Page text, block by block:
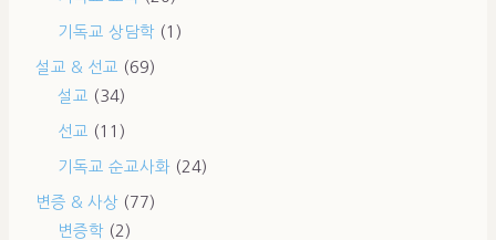
기독교 상담학 (1)
설교 & 선교 (69)
설교 (34)
선교 (11)
기독교 순교사화 (24)
변증 & 사상 (77)
변증학 (2)